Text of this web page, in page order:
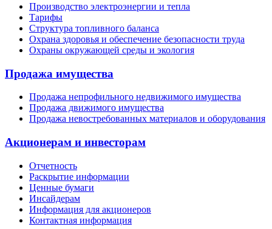
Производство электроэнергии и тепла
Тарифы
Структура топливного баланса
Охрана здоровья и обеспечение безопасности труда
Охраны окружающей среды и экология
Продажа имущества
Продажа непрофильного недвижимого имущества
Продажа движимого имущества
Продажа невостребованных материалов и оборудования
Акционерам и инвесторам
Отчетность
Раскрытие информации
Ценные бумаги
Инсайдерам
Информация для акционеров
Контактная информация